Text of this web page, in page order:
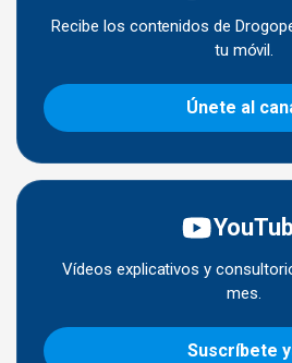
Recibe los contenidos de
tu móvil.
Únete al
Vídeos explicativos y
mes.
Suscríbete